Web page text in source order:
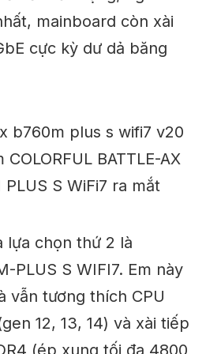
mainboard còn xài
cực kỳ dư dả băng
lựa chọn thứ 2 là
PLUS S WIFI7. Em này
vẫn tương thích CPU
12, 13, 14) và xài tiếp